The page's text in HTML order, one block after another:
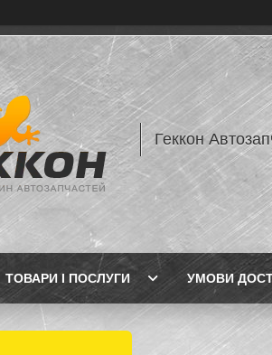
Геккон
ТОВАРИ І ПОСЛУГИ УМОВИ